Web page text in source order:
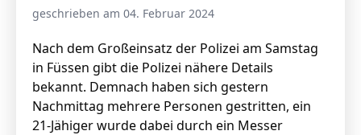
geschrieben am 04. Februar 2024
Nach dem Großeinsatz der Polizei am Samstag
in Füssen gibt die Polizei nähere Details
bekannt. Demnach haben sich gestern
Nachmittag mehrere Personen gestritten, ein
21-Jähiger wurde dabei durch ein Messer